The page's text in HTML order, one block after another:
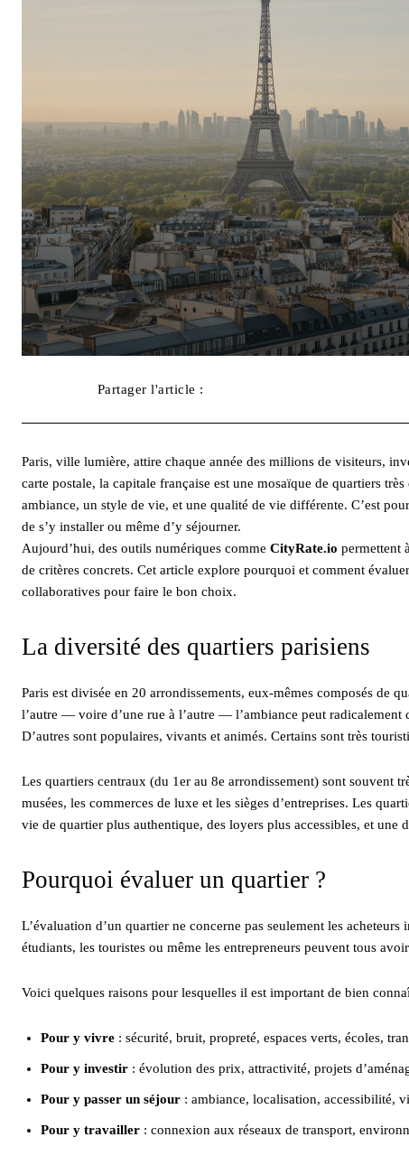
Partager l'article :
Paris, ville lumière, attire chaque année des millions de visiteurs,
carte postale, la capitale française est une mosaïque de quartiers
ambiance, un style de vie, et une qualité de vie différente. C’est
de s’y installer ou même d’y séjourner.
Aujourd’hui, des outils numériques comme CityRate.io permettent
de critères concrets. Cet article explore pourquoi et comment
collaboratives pour faire le bon choix.
La diversité des quartiers parisiens
Paris est divisée en 20 arrondissements, eux-mêmes composés de
l’autre — voire d’une rue à l’autre — l’ambiance peut radicalement
D’autres sont populaires, vivants et animés. Certains sont très
Les quartiers centraux (du 1er au 8e arrondissement) sont souvent
musées, les commerces de luxe et les sièges d’entreprises. Les
vie de quartier plus authentique, des loyers plus accessibles, et une
Pourquoi évaluer un quartier ?
L’évaluation d’un quartier ne concerne pas seulement les
étudiants, les touristes ou même les entrepreneurs peuvent tous
Voici quelques raisons pour lesquelles il est important de bien
Pour y vivre : sécurité, bruit, propreté, espaces verts, écoles,
Pour y investir : évolution des prix, attractivité, projets
Pour y passer un séjour : ambiance, localisation, accessibilité,
Pour y travailler : connexion aux réseaux de transport,